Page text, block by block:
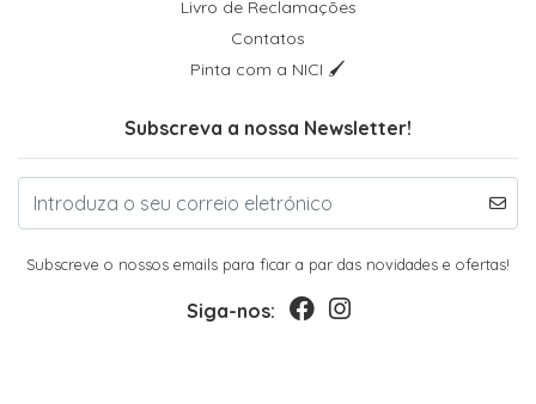
Livro de Reclamações
Contatos
Pinta com a NICI 🖌
Subscreva a nossa Newsletter!
Subscreve o nossos emails para ficar a par das novidades e ofertas!
Siga-nos: